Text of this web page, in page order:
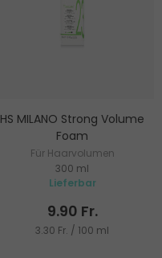
HS MILANO Strong Volume
Foam
Für Haarvolumen
300 ml
Lieferbar
9.90 Fr.
3.30 Fr. / 100 ml